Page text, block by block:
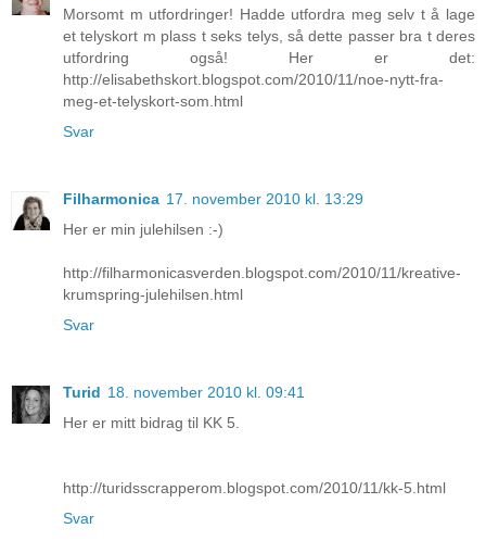
Morsomt m utfordringer! Hadde utfordra meg selv t å lage
et telyskort m plass t seks telys, så dette passer bra t deres
utfordring også! Her er det:
http://elisabethskort.blogspot.com/2010/11/noe-nytt-fra-
meg-et-telyskort-som.html
Svar
Filharmonica 17. november 2010 kl. 13:29
Her er min julehilsen :-)
http://filharmonicasverden.blogspot.com/2010/11/kreative-
krumspring-julehilsen.html
Svar
Turid 18. november 2010 kl. 09:41
Her er mitt bidrag til KK 5.
http://turidsscrapperom.blogspot.com/2010/11/kk-5.html
Svar